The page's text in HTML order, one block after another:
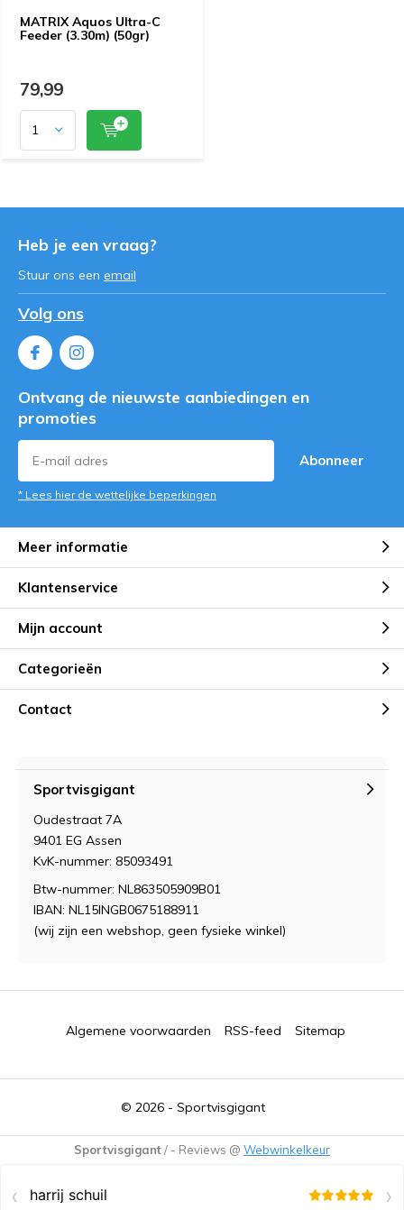
MATRIX Aquos Ultra-C
Feeder (3.30m) (50gr)
79,99
Heb je een vraag?
Stuur ons een email
Volg ons
Ontvang de nieuwste aanbiedingen en
promoties
Abonneer
* Lees hier de wettelijke beperkingen
Meer informatie
Klantenservice
Mijn account
Categorieën
Contact
Sportvisgigant
Oudestraat 7A
9401 EG Assen
KvK-nummer: 85093491
Btw-nummer: NL863505909B01
IBAN: NL15INGB0675188911
(wij zijn een webshop, geen fysieke winkel)
© 2026 - Sportvisgigant
Algemene voorwaarden RSS-feed Sitemap
Sportvisgigant/ - Reviews @ Webwinkelkeur